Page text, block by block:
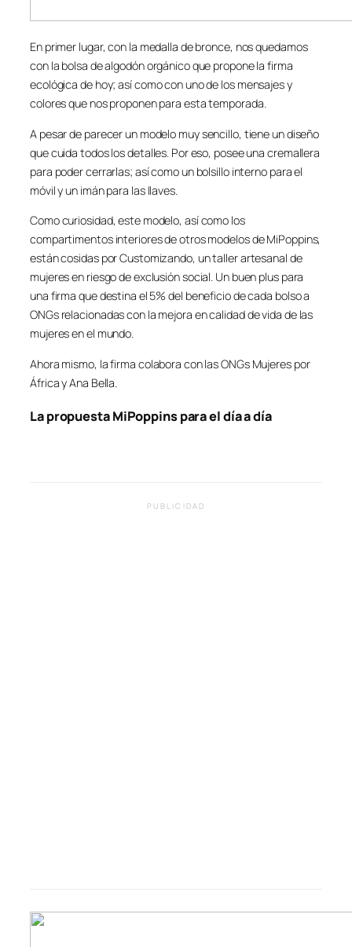
En primer lugar, con la medalla de bronce, nos quedamos
con la bolsa de algodón orgánico que propone la firma
ecológica de hoy; así como con uno de los mensajes y
colores que nos proponen para esta temporada.
A pesar de parecer un modelo muy sencillo, tiene un diseño
que cuida todos los detalles. Por eso, posee una cremallera
para poder cerrarlas; así como un bolsillo interno para el
móvil y un imán para las llaves.
Como curiosidad, este modelo, así como los
compartimentos interiores de otros modelos de MiPoppins,
están cosidas por Customizando, un taller artesanal de
mujeres en riesgo de exclusión social. Un buen plus para
una firma que destina el 5% del beneficio de cada bolso a
ONGs relacionadas con la mejora en calidad de vida de las
mujeres en el mundo.
Ahora mismo, la firma colabora con las ONGs Mujeres por
África y Ana Bella.
La propuesta MiPoppins para el día a día
PUBLICIDAD